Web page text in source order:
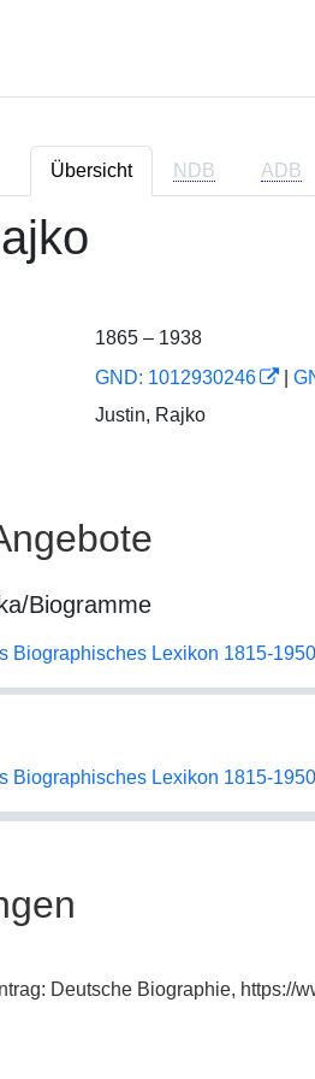
Übersicht NDB ADB
1865 – 1938
GND: 1012930246
Justin, Rajko
Biogramme
Biographisches Lexikon 1815-
Biographisches Lexikon 1815-
Deutsche Biographie, https://